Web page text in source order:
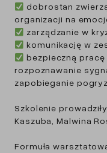
dobrostan
organizacji na
zarządzanie w
komunikację w
bezpieczną
rozpoznawanie
zapobieganie
Szkolenie prowadziły
Kaszuba, Malwina
Formuła